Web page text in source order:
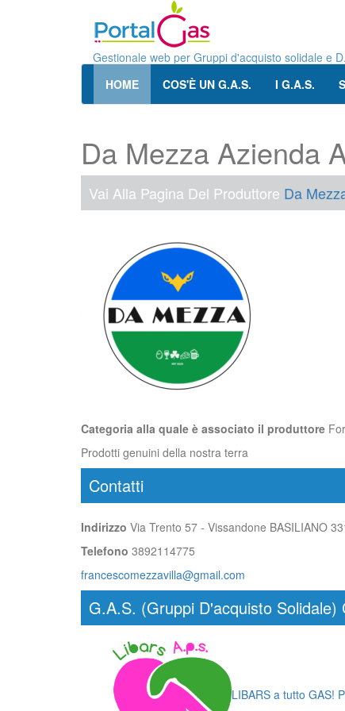
Gestionale web per Gruppi d'acquisto solidale e
HOME
COS'È UN G.A.S. I G.A.S.
Da Mezza Azienda
Vai Alla Pagina Del Produttore Da
Categoria alla quale è associato il produttore
Prodotti genuini della nostra terra
Contatti
Indirizzo Via Trento 57 - Vissandone BASILIANO
Telefono 3892114775
francescomezzavilla@gmail.com
G.A.S. (Gruppi D'acquisto
LIBARS a tutto GAS!